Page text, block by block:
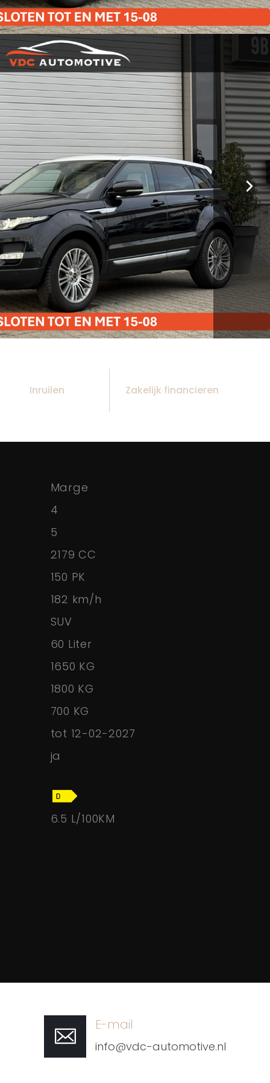
Inruilen Zakelijk financieren
Marge
4
5
2179 CC
150 PK
182 km/h
SUV
60 Liter
1650 KG
1800 KG
700 KG
tot 12-02-2027
ja
6.5 L/100KM
E-mail
info@vdc-automotive.nl